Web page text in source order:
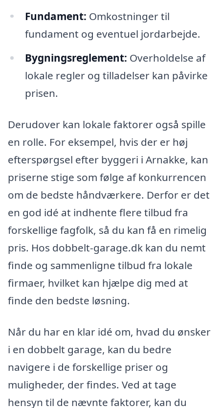
Fundament: Omkostninger til
fundament og eventuel jordarbejde.
Bygningsreglement: Overholdelse af
lokale regler og tilladelser kan påvirke
prisen.
Derudover kan lokale faktorer også spille
en rolle. For eksempel, hvis der er høj
efterspørgsel efter byggeri i Arnakke, kan
priserne stige som følge af konkurrencen
om de bedste håndværkere. Derfor er det
en god idé at indhente flere tilbud fra
forskellige fagfolk, så du kan få en rimelig
pris. Hos dobbelt-garage.dk kan du nemt
finde og sammenligne tilbud fra lokale
firmaer, hvilket kan hjælpe dig med at
finde den bedste løsning.
Når du har en klar idé om, hvad du ønsker
i en dobbelt garage, kan du bedre
navigere i de forskellige priser og
muligheder, der findes. Ved at tage
hensyn til de nævnte faktorer, kan du